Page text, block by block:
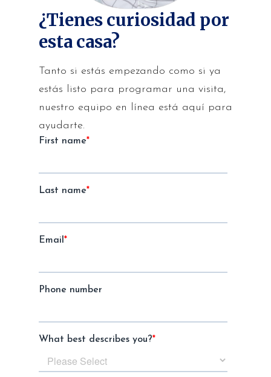
¿Tienes curiosidad por
esta casa?
Tanto si estás empezando como si ya
estás listo para programar una visita,
nuestro equipo en línea está aquí para
ayudarte.